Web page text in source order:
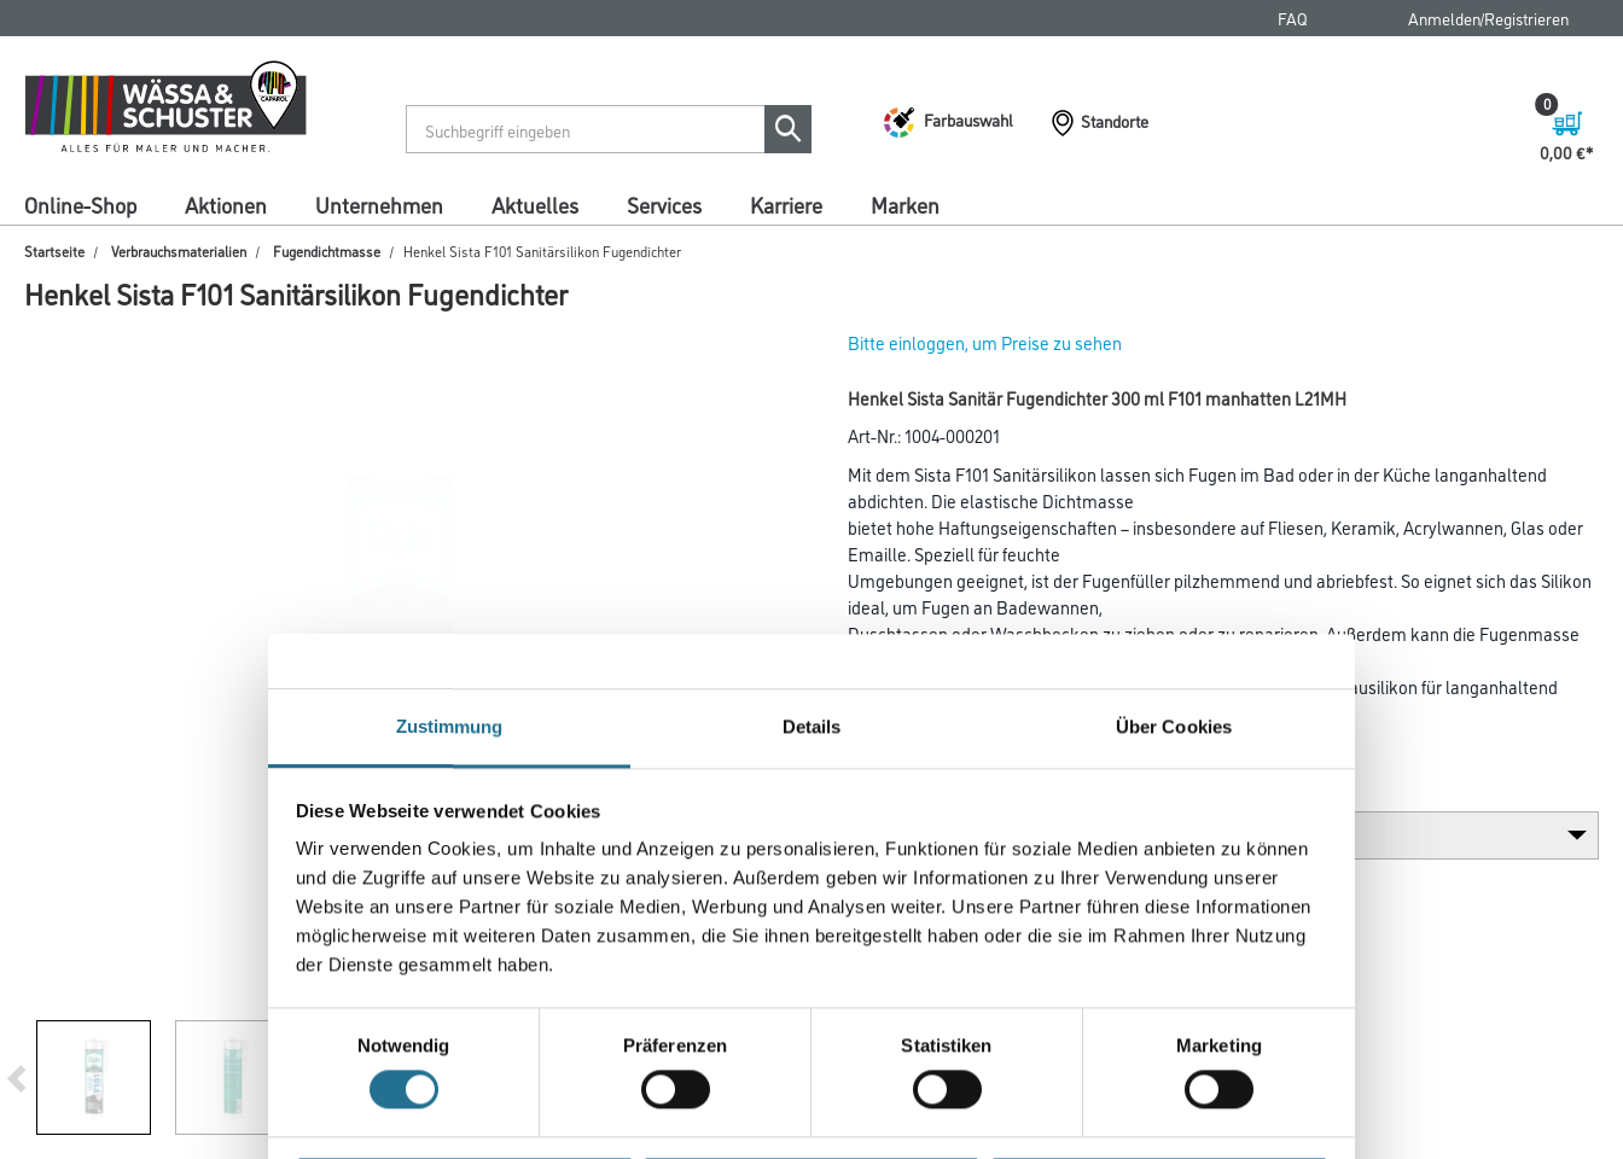
Zustimmung Details Über Cookies
Diese Webseite verwendet Cookies
Wir verwenden Cookies, um Inhalte und Anzeigen zu personalisieren, Funktionen für soziale Medien anbieten zu können
und die Zugriffe auf unsere Website zu analysieren. Außerdem geben wir Informationen zu Ihrer Verwendung unserer
Website an unsere Partner für soziale Medien, Werbung und Analysen weiter. Unsere Partner führen diese Informationen
möglicherweise mit weiteren Daten zusammen, die Sie ihnen bereitgestellt haben oder die sie im Rahmen Ihrer Nutzung
der Dienste gesammelt haben.
Einwilligungsauswahl
Notwendig
Präferenzen Statistiken Marketing
springen
springen
FAQ Anmelden/Registrieren
Farbauswahl
Standorte
0,00 €
0
Online-Shop Aktionen Unternehmen Aktuelles Services Karriere Marken
Startseite Verbrauchsmaterialien Fugendichtmasse Henkel Sista F101 Sanitärsilikon Fugendichter
Henkel Sista F101 Sanitärsilikon Fugendichter
Abbildung ähnlich
Bitte einloggen, um Preise zu sehen
Henkel Sista Sanitär Fugendichter 300 ml F101 manhatten L21MH
Art-Nr.:1004-000201
Mit dem Sista F101 Sanitärsilikon lassen sich Fugen im Bad oder in der Küche langanhaltend
abdichten. Die elastische Dichtmasse
bietet hohe Haftungseigenschaften – insbesondere auf Fliesen, Keramik, Acrylwannen, Glas oder
Emaille. Speziell für feuchte
Umgebungen geeignet, ist der Fugenfüller pilzhemmend und abriebfest. So eignet sich das Silikon
ideal, um Fugen an Badewannen,
Duschtassen oder Waschbecken zu ziehen oder zu reparieren. Außerdem kann die Fugenmasse
Fliesen verwendet werden. Zusätzlich ist das sauervernetzende Bausilikon für langanhaltend
Umrechnungsfaktoren